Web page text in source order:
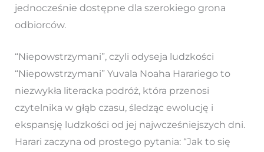
jednocześnie dostępne dla szerokiego grona
odbiorców.
“Niepowstrzymani”, czyli odyseja ludzkości
“Niepowstrzymani” Yuvala Noaha Harariego to
niezwykła literacka podróż, która przenosi
czytelnika w głąb czasu, śledząc ewolucję i
ekspansję ludzkości od jej najwcześniejszych dni.
Harari zaczyna od prostego pytania: “Jak to się